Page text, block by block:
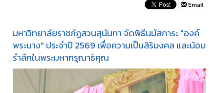
Email
มหาวิทยาลัยราชภัฏสวนสุนันทา จัดพิธีนมัสการะ "องค์
พระนาง" ประจำปี 2569 เพื่อความเป็นสิริมงคล และน้อม
รำลึกในพระมหากรุณาธิคุณ